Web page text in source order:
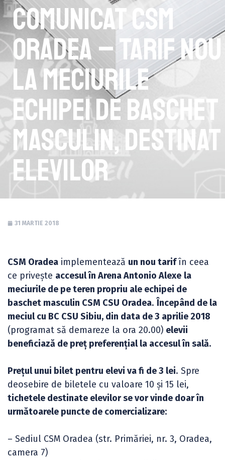
Comunicat CSM
Oradea – Tarif nou
la meciurile
echipei de baschet
masculin, destinat
elevilor
31 MARTIE 2018
CSM Oradea implementează un nou tarifîn ceea
ce privește accesul în Arena Antonio Alexe la
meciurile de pe teren propriu ale echipei de
baschet masculin CSM CSU Oradea. Începând de la
meciul cu BC CSU Sibiu, din data de 3 aprilie 2018
(programat să demareze la ora 20.00) elevii
beneficiază de preț preferențial la accesul în sală.
Prețul unui bilet pentru elevi va fi de 3 lei. Spre
deosebire de biletele cu valoare 10 și 15 lei,
tichetele destinate elevilor se vor vinde doar în
următoarele puncte de comercializare:
– Sediul CSM Oradea (str. Primăriei, nr. 3, Oradea,
camera 7)